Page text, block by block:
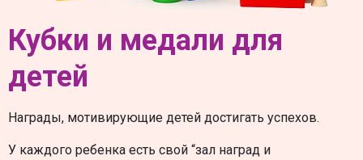
Кубки и медали для
детей
Награды, мотивирующие детей достигать успехов.
У каждого ребенка есть свой “зал наград и